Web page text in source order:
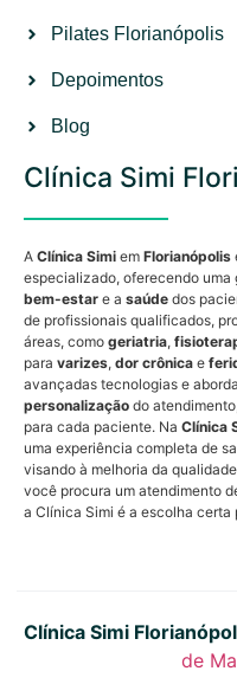
Pilates Florianópolis
Depoimentos
Blog
Clínica Simi
A Clínica Simi em Florianópolis
especializado, oferecendo
bem-estar e a saúde dos
de profissionais qualificados,
áreas, como geriatria,
para varizes, dor crônica e
avançadas tecnologias e
personalização do
para cada paciente. Na Clínica
uma experiência completa de
visando à melhoria da
você procura um atendimento
a Clínica Simi é a escolha
Clínica Simi
de